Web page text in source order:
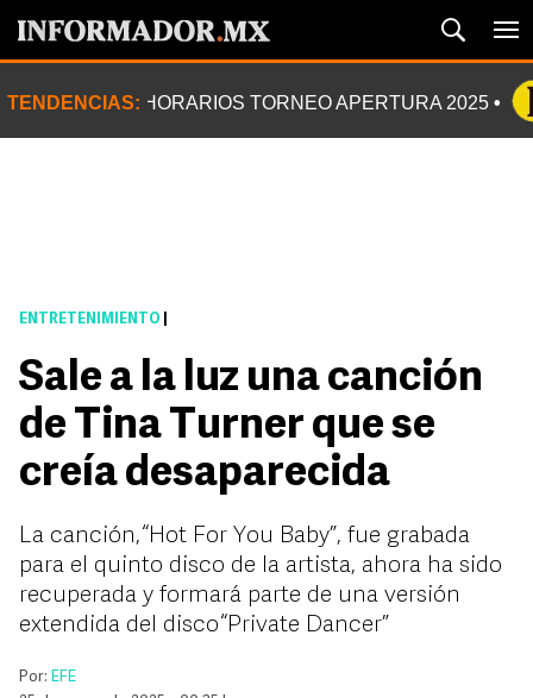
TENDENCIAS: HORARIOS TORNEO APERTURA 2025
ENTRETENIMIENTO
Sale a la luz una canción
de Tina Turner que se
creía desaparecida
La canción, “Hot For You Baby”, fue grabada
para el quinto disco de la artista, ahora ha sido
recuperada y formará parte de una versión
extendida del disco “Private Dancer”
Por: EFE